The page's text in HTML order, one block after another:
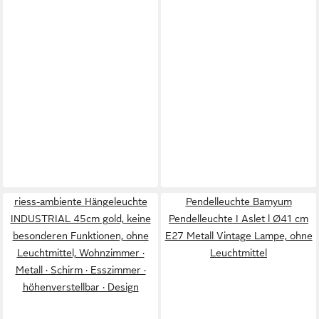
riess-ambiente Hängeleuchte
INDUSTRIAL 45cm gold, keine
besonderen Funktionen, ohne
Leuchtmittel, Wohnzimmer ·
Metall · Schirm · Esszimmer ·
höhenverstellbar · Design
Pendelleuchte Bamyum
Pendelleuchte I Aslet l Ø41 cm
E27 Metall Vintage Lampe, ohne
Leuchtmittel